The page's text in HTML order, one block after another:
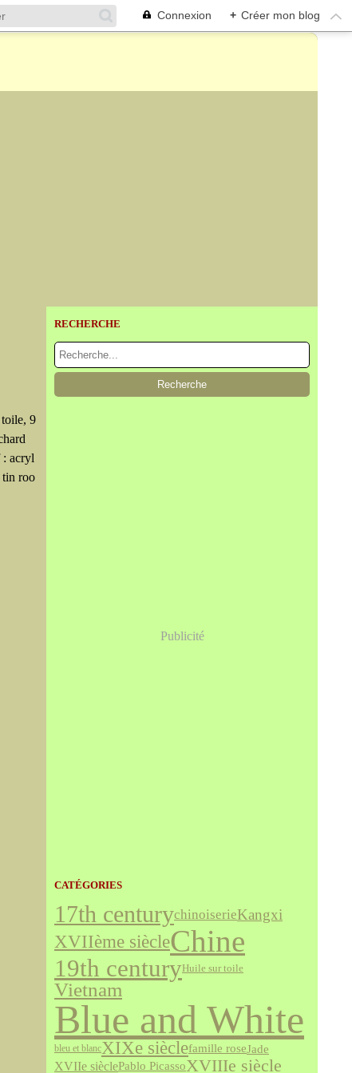
Connexion + Créer mon blog
9
acryl
tin roo
RECHERCHE
Publicité
CATÉGORIES
17th centurychinoiserieKangxi
XVIIème siècleChine
19th centuryHuile sur toile
Vietnam
Blue and White
bleu et blancXIXe sièclefamille roseJade
XVIIe sièclePablo PicassoXVIIIe siècle